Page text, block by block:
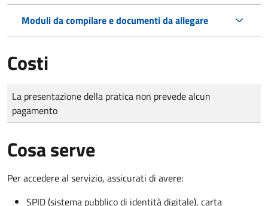
Moduli da compilare e documenti da allegare
Costi
Tipo di pagamento
Importo
La presentazione della pratica non prevede alcun
pagamento
Cosa serve
Per accedere al servizio, assicurati di avere:
SPID (sistema pubblico di identità digitale), carta